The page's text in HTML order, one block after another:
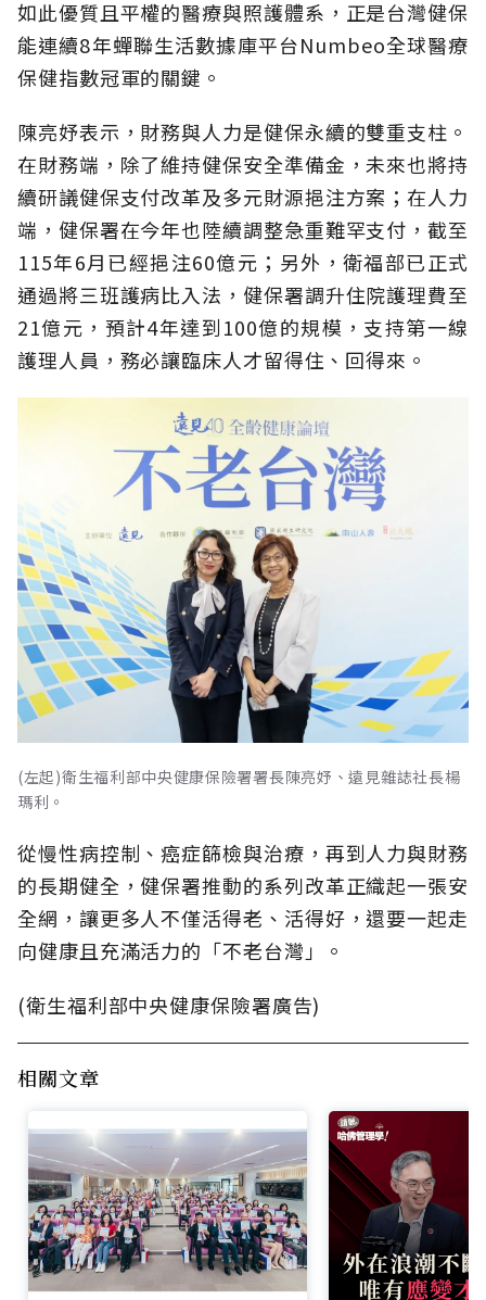
如此優質且平權的醫療與照護體系，正是台灣健保
能連續8年蟬聯生活數據庫平台Numbeo全球醫療
保健指數冠軍的關鍵。
陳亮妤表示，財務與人力是健保永續的雙重支柱。
在財務端，除了維持健保安全準備金，未來也將持
續研議健保支付改革及多元財源挹注方案；在人力
端，健保署在今年也陸續調整急重難罕支付，截至
115年6月已經挹注60億元；另外，衛福部已正式
通過將三班護病比入法，健保署調升住院護理費至
21億元，預計4年達到100億的規模，支持第一線
護理人員，務必讓臨床人才留得住、回得來。
(左起)衛生福利部中央健康保險署署長陳亮妤、遠見雜誌社長楊
瑪利。
從慢性病控制、癌症篩檢與治療，再到人力與財務
的長期健全，健保署推動的系列改革正織起一張安
全網，讓更多人不僅活得老、活得好，還要一起走
向健康且充滿活力的「不老台灣」。
(衛生福利部中央健康保險署廣告)
相關文章